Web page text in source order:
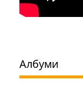
Албуми